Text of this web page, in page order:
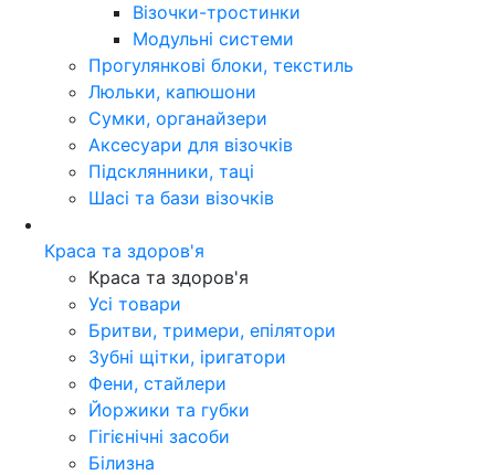
Візочки-тростинки
Модульні системи
Прогулянкові блоки, текстиль
Люльки, капюшони
Сумки, органайзери
Аксесуари для візочків
Підсклянники, таці
Шасі та бази візочків
Краса та здоров'я
Краса та здоров'я
Усі товари
Бритви, тримери, епілятори
Зубні щітки, іригатори
Фени, стайлери
Йоржики та губки
Гігієнічні засоби
Білизна